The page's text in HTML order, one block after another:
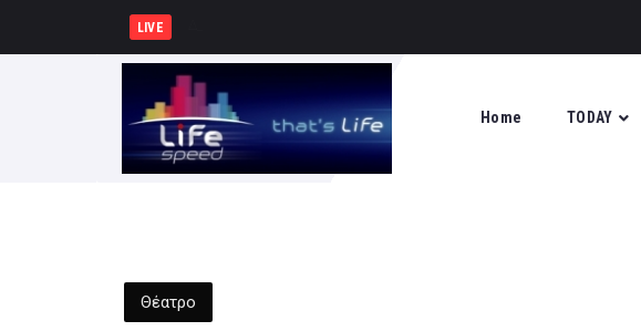
LIVE
Home TODAY
Θέατρο